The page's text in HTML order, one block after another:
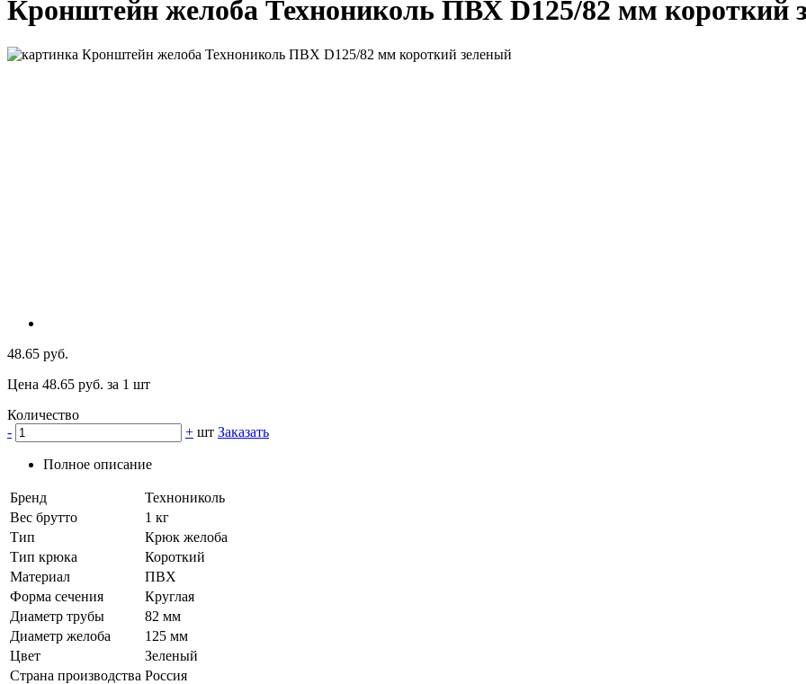
Кронштейн желоба Технониколь ПВХ D125/82 мм короткий
48.65 руб.
Цена 48.65 руб. за 1 шт
Количество
-
+ шт Заказать
Полное описание
Бренд
Технониколь
Вес брутто
1 кг
Тип
Крюк желоба
Тип крюка
Короткий
Материал
ПВХ
Форма сечения
Круглая
Диаметр трубы
82 мм
Диаметр желоба
125 мм
Цвет
Зеленый
Страна производства Россия